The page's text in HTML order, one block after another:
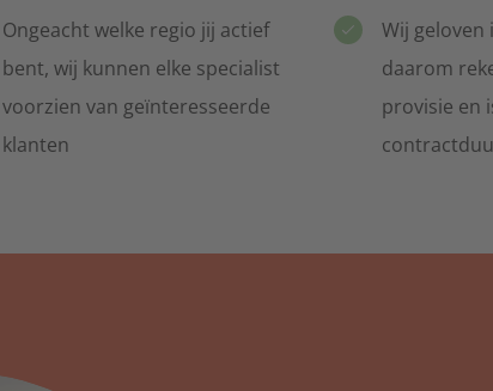
Zonnepanelen
Huur, koop of zonnecollectoren
Ongeacht welke regio jij actief
bent, wij kunnen elke specialist
voorzien van geïnteresseerde
klanten
Wij geloven
daarom
provisie en